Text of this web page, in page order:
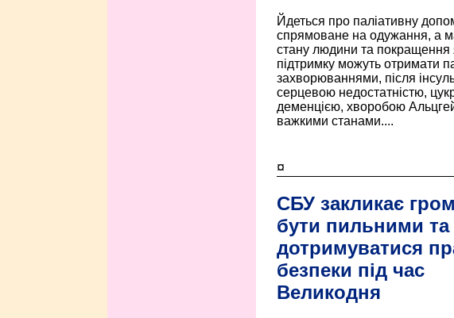
Йдеться про паліативну
спрямоване на одужання, а
стану людини та покращення
підтримку можуть отримати
захворюваннями, після
серцевою недостатністю,
деменцією, хворобою
важкими станами....
¤
СБУ закликає
бути пильними та
дотримуватися
безпеки під час
Великодня